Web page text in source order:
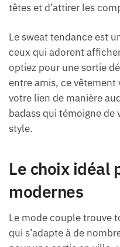
têtes et d’attirer les
Le sweat tendance est
ceux qui adorent
optiez pour une sortie
entre amis, ce
votre lien de manière
badass qui témoigne
style.
Le choix idéal
modernes
Le mode couple trouve
qui s’adapte à de